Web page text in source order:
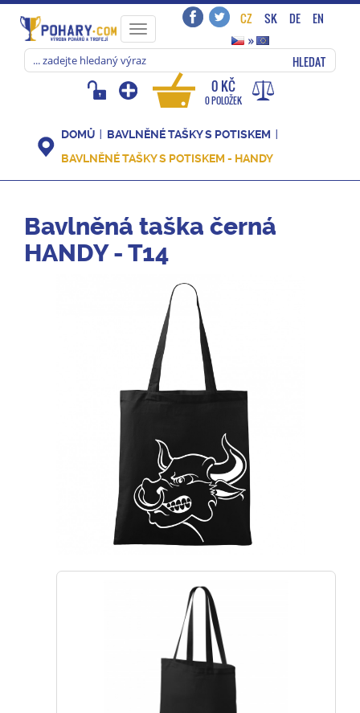
Toggle
navigation
CZ SK DE
EN
»
HLEDAT
0 KČ
0 POLOŽEK
DOMŮ
BAVLNĚNÉ TAŠKY S POTISKEM
BAVLNĚNÉ TAŠKY S POTISKEM - HANDY
Bavlněná taška černá
HANDY - T14